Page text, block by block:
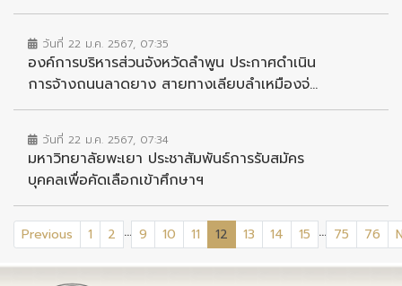
วันที่ 22 ม.ค. 2567, 07:35
องค์การบริหารส่วนจังหวัดลำพูน ประกาศดำเนิน
การจ้างถนนลาดยาง สายทางเลียบลำเหมืองจ่...
วันที่ 22 ม.ค. 2567, 07:34
มหาวิทยาลัยพะเยา ประชาสัมพันธ์การรับสมัคร
บุคคลเพื่อคัดเลือกเข้าศึกษาฯ
Previous 1 2 ... 9 10 11 12 (current)
13 14 15 ... 75 76